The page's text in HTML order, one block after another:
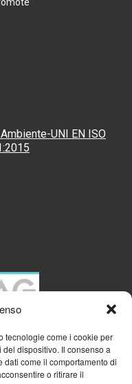
tecnologie come i cookie per
dispositivo. Il consenso a
come il comportamento di
o ritirare il
UNI EN ISO